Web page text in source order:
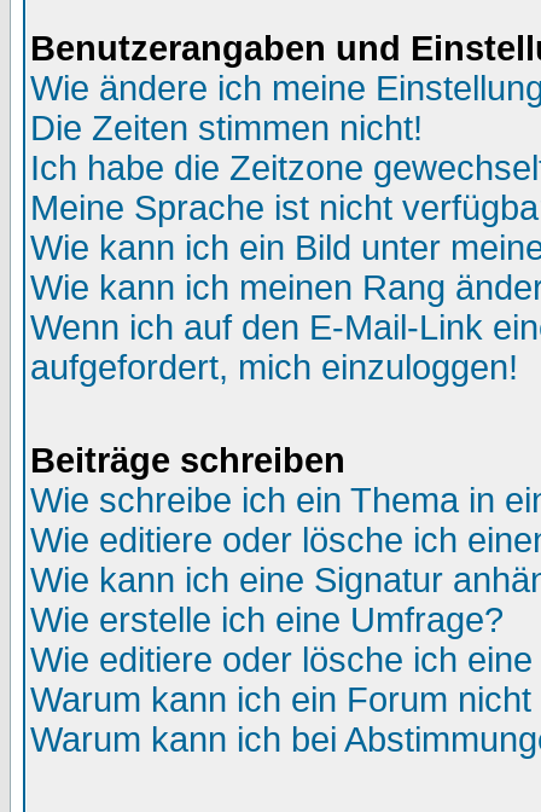
Benutzerangaben und
Wie ändere ich meine
Die Zeiten stimmen nicht!
Ich habe die Zeitzone
Meine Sprache ist nicht
Wie kann ich ein Bild unter
Wie kann ich meinen Rang
Wenn ich auf den E-Mail-Link
aufgefordert, mich einzuloggen!
Beiträge schreiben
Wie schreibe ich ein Thema in
Wie editiere oder lösche ich
Wie kann ich eine Signatur
Wie erstelle ich eine Umfrage?
Wie editiere oder lösche ich
Warum kann ich ein Forum
Warum kann ich bei